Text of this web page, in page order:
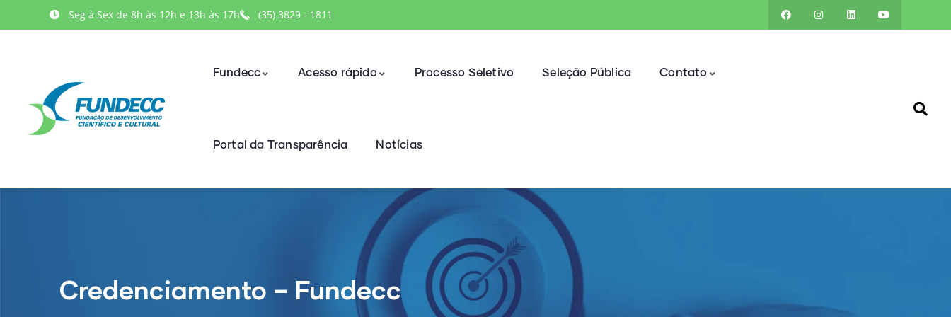
Seg à Sex de 8h às 12h e 13h às 17h (35) 3829 - 1811
Fundecc Acesso rápido Processo Seletivo Seleção Pública Contato
Portal da Transparência Notícias
Credenciamento – Fundecc